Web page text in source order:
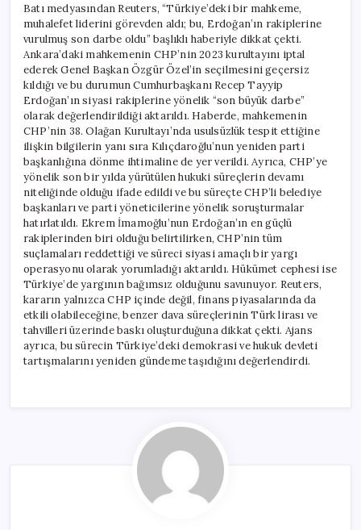
Batı medyasından Reuters, “Türkiye’deki bir mahkeme,
muhalefet liderini görevden aldı; bu, Erdoğan’ın rakiplerine
vurulmuş son darbe oldu” başlıklı haberiyle dikkat çekti.
Ankara’daki mahkemenin CHP’nin 2023 kurultayını iptal
ederek Genel Başkan Özgür Özel’in seçilmesini geçersiz
kıldığı ve bu durumun Cumhurbaşkanı Recep Tayyip
Erdoğan’ın siyasi rakiplerine yönelik “son büyük darbe”
olarak değerlendirildiği aktarıldı. Haberde, mahkemenin
CHP’nin 38. Olağan Kurultayı’nda usulsüzlük tespit ettiğine
ilişkin bilgilerin yanı sıra Kılıçdaroğlu’nun yeniden parti
başkanlığına dönme ihtimaline de yer verildi. Ayrıca, CHP’ye
yönelik son bir yılda yürütülen hukuki süreçlerin devamı
niteliğinde olduğu ifade edildi ve bu süreçte CHP’li belediye
başkanları ve parti yöneticilerine yönelik soruşturmalar
hatırlatıldı. Ekrem İmamoğlu’nun Erdoğan’ın en güçlü
rakiplerinden biri olduğu belirtilirken, CHP’nin tüm
suçlamaları reddettiği ve süreci siyasi amaçlı bir yargı
operasyonu olarak yorumladığı aktarıldı. Hükümet cephesi ise
Türkiye’de yargının bağımsız olduğunu savunuyor. Reuters,
kararın yalnızca CHP içinde değil, finans piyasalarında da
etkili olabileceğine, benzer dava süreçlerinin Türk lirası ve
tahvilleri üzerinde baskı oluşturduğuna dikkat çekti. Ajans
ayrıca, bu sürecin Türkiye’deki demokrasi ve hukuk devleti
tartışmalarını yeniden gündeme taşıdığını değerlendirdi.